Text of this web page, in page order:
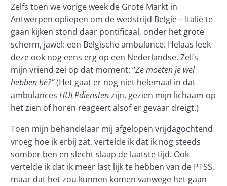
Zelfs toen we vorige week de Grote Markt in
Antwerpen opliepen om de wedstrijd België – Italië te
gaan kijken stond daar pontificaal, onder het grote
scherm, jawel: een Belgische ambulance. Helaas leek
deze ook nog eens erg op een Nederlandse. Zelfs
mijn vriend zei op dat moment: “Ze moeten je wel
hebben hè?”(Het gaat er nog niet helemaal in dat
ambulances HULPdienstenzijn, gezien mijn lichaam op
het zien of horen reageert alsof er gevaar dreigt.)
Toen mijn behandelaar mij afgelopen vrijdagochtend
vroeg hoe ik erbij zat, vertelde ik dat ik nog steeds
somber ben en slecht slaap de laatste tijd. Ook
vertelde ik dat ik meer last lijk te hebben van de PTSS,
maar dat het zou kunnen komen vanwege het gaan